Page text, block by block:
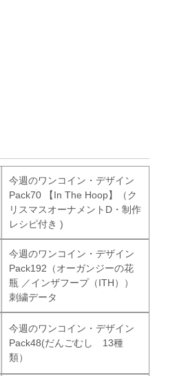
今週のワンコイン・デザイン
Pack70 【In The Hoop】（ク
リスマスオーナメントD・制作
レシピ付き )
今週のワンコイン・デザイン
Pack192（オーガンジーの花
瓶 ／インザフープ（ITH））
刺繍データ
今週のワンコイン・デザイン
Pack48(だんごむし 13種
類）